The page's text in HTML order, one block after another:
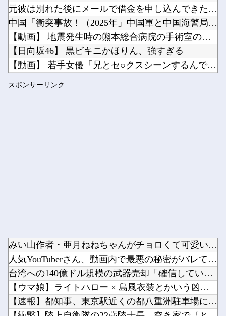
元彼は別れた後にメールで借金を申し込んできたので、会ってその...
中国「衝突事故！（2025年」中国軍と中国海警局「フィリピン...
【動画】 地震発生時の熊本総合病院の手術室の様子が(((゜Д...
【日向坂46】 黒ビキニかほりん、強すぎる
【動画】 若手女優「兄とセ○クスシーンするんですか？分かりま...
スポンサーリンク
みい山作者・亜月ねねちゃんがチョロくて可愛いwwwwwww ...
人気YouTuberさん、動画内で最悪の秘密がバレて終わる・...
台湾への140億ドル規模の武器売却「確信している」 …米共和...
【ウマ娘】ライトハロー × 島風衣装とかいう凶悪すぎる組み合...
【速報】都知事、東京駅近くの都八重洲駐車場に「巨大地下シェル...